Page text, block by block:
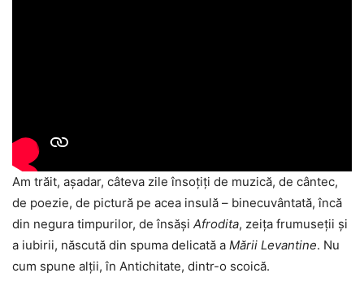
Am trăit, așadar, câteva zile însoțiți de muzică, de cântec,
de poezie, de pictură pe acea insulă – binecuvântată, încă
din negura timpurilor, de însăși Afrodita, zeița frumuseții și
a iubirii, născută din spuma delicată a Mării Levantine. Nu
cum spune alții, în Antichitate, dintr-o scoică.